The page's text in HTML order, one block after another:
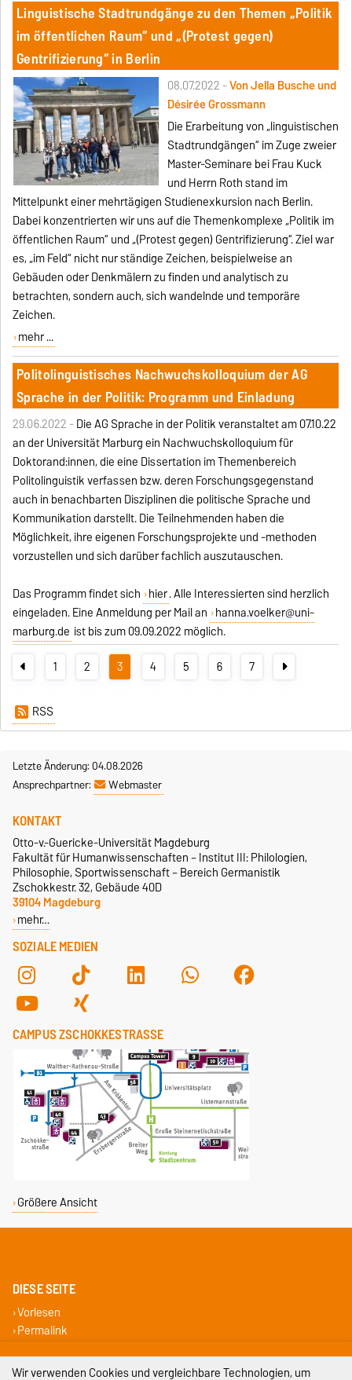
Linguistische Stadtrundgänge zu den Themen „Politik
im öffentlichen Raum“ und „(Protest gegen)
Gentrifizierung“ in Berlin
08.07.2022 -Von Jella Busche und
Désirée Grossmann
Die Erarbeitung von „linguistischen
Stadtrundgängen“ im Zuge zweier
Master-Seminare bei Frau Kuck
und Herrn Roth stand im
Mittelpunkt einer mehrtägigen Studienexkursion nach Berlin.
Dabei konzentrierten wir uns auf die Themenkomplexe „Politik im
öffentlichen Raum“ und „(Protest gegen) Gentrifizierung“. Ziel war
es, „im Feld“ nicht nur ständige Zeichen, beispielweise an
Gebäuden oder Denkmälern zu finden und analytisch zu
betrachten, sondern auch, sich wandelnde und temporäre
Zeichen.
mehr ...
Politolinguistisches Nachwuchskolloquium der AG
Sprache in der Politik: Programm und Einladung
29.06.2022 -Die AG Sprache in der Politik veranstaltet am 07.10.22
an der Universität Marburg ein Nachwuchskolloquium für
Doktorand:innen, die eine Dissertation im Themenbereich
Politolinguistik verfassen bzw. deren Forschungsgegenstand
auch in benachbarten Disziplinen die politische Sprache und
Kommunikation darstellt. Die Teilnehmenden haben die
Möglichkeit, ihre eigenen Forschungsprojekte und -methoden
vorzustellen und sich darüber fachlich auszutauschen.
Das Programm findet sich hier. Alle Interessierten sind herzlich
eingeladen. Eine Anmeldung per Mail an hanna.voelker@uni-
marburg.de ist bis zum 09.09.2022 möglich.
1
2 3 4 5 6 7
RSS
Letzte Änderung: 04.08.2026
Ansprechpartner:
Webmaster
SOZIALE MEDIEN
KONTAKT
Otto-v.-Guericke-Universität Magdeburg
Fakultät für Humanwissenschaften – Institut III: Philologien,
Philosophie, Sportwissenschaft – Bereich Germanistik
Zschokkestr. 32, Gebäude 40D
39104 Magdeburg
mehr…
CAMPUS ZSCHOKKESTRASSE
Größere Ansicht
DIESE SEITE
Vorlesen
Permalink
Impressum
Wir verwenden Cookies und vergleichbare Technologien, um